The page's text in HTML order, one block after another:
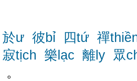
於ư 彼bỉ 四tứ 禪
寂tịch 樂lạc 離ly 眾
。